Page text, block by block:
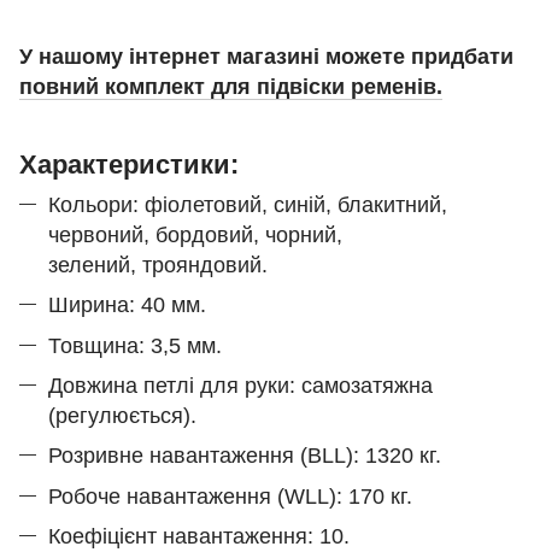
У нашому інтернет магазині можете придбати
повний комплект для підвіски ременів.
Характеристики:
Кольори: фіолетовий, синій, блакитний,
червоний, бордовий, чорний,
зелений, трояндовий.
Ширина: 40 мм.
Товщина: 3,5 мм.
Довжина петлі для руки: самозатяжна
(регулюється).
Розривне навантаження (BLL): 1320 кг.
Робоче навантаження (WLL): 170 кг.
Коефіцієнт навантаження: 10.